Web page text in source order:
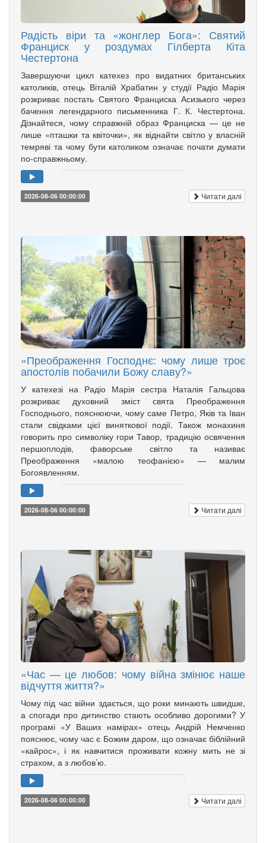
Радість віри та «жонглер Бога»: Святий
Франциск у роздумах Гілберта Кіта
Честертона
Завершуючи цикл катехез про видатних британських
католиків, отець Віталій Храбатин у студії Радіо Марія
розкриває постать Святого Франциска Асизького через
бачення легендарного письменника Г. К. Честертона.
Дізнайтеся, чому справжній образ Франциска — це не
лише «пташки та квіточки», як віднайти світло у власній
темряві та чому бути католиком означає почати думати
по-справжньому.
2026-08-06 00:00:00 Читати далі
«Преображення Господнє: чому лише троє
апостолів побачили Божу славу?»
У катехезі на Радіо Марія сестра Наталія Гальцова
розкриває духовний зміст свята Преображення
Господнього, пояснюючи, чому саме Петро, Яків та Іван
стали свідками цієї виняткової події. Також монахиня
говорить про символіку гори Тавор, традицію освячення
першоплодів, фаворське світло та називає
Преображення «малою теофанією» — малим
Богоявленням.
2026-08-06 00:00:00 Читати далі
«Час — це любов: чому війна змінює наше
відчуття життя?»
Чому під час війни здається, що роки минають швидше,
а спогади про дитинство стають особливо дорогими? У
програмі «У Ваших намірах» отець Андрій Немченко
пояснює, чому час є Божим даром, що означає біблійний
«кайрос», і як навчитися проживати кожну мить не зі
страхом, а з любов’ю.
2026-08-06 00:00:00 Читати далі